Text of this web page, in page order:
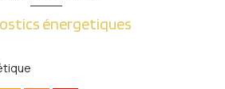
énergetiques